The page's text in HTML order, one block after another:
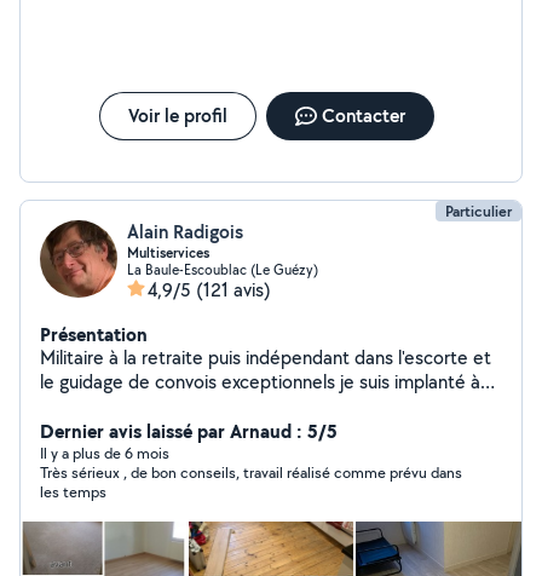
Voir le profil Contacter
Particulier
Alain Radigois
Multiservices
La Baule-Escoublac (Le Guézy)
4,9/5 (121 avis)
Présentation
Militaire à la retraite puis indépendant dans l'escorte et
le guidage de convois exceptionnels je suis implanté à
aider dans la réalisation de vos travaux divers sur la
presqu'ile.
Dernier avis laissé par Arnaud : 5/5
Il y a plus de 6 mois
Très sérieux , de bon conseils, travail réalisé comme prévu dans
les temps